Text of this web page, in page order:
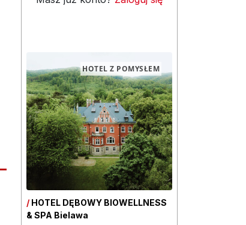
HOTEL Z POMYSŁEM
/ HOTEL DĘBOWY BIOWELLNESS
& SPA Bielawa